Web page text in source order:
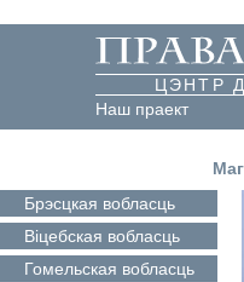
ЦЭНТР
Наш праект
Брэсцкая вобласць
Віцебская вобласць
Гомельская вобласць